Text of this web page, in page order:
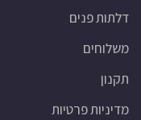
דלתות פנים
משלוחים
תקנון
מדיניות פרטיות